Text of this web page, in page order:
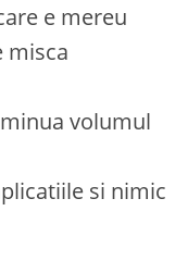
e mereu
misca
volumul
si nimic